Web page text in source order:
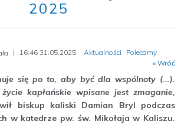
2025
16:46 31.05.2025 Aktualności
Polecamy
« Wróć
się po to, aby być dla wspólnoty (...).
kapłańskie wpisane jest zmaganie,
biskup kaliski Damian Bryl podczas
w katedrze pw. św. Mikołaja w Kaliszu.